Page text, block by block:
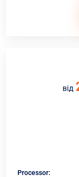
від
Processor: